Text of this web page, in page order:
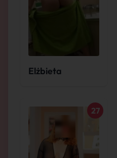
Elżbieta
27